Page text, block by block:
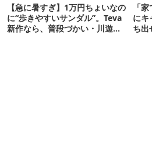
【急に暑すぎ】1万円ちょいなの
に“歩きやすいサンダル”。Teva
新作なら、普段づかい・川遊
「
にキ
ち出